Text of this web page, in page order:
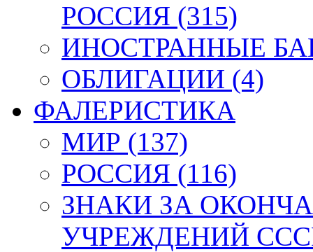
РОССИЯ (315)
ИНОСТРАННЫЕ
ОБЛИГАЦИИ (4)
ФАЛЕРИСТИКА
МИР (137)
РОССИЯ (116)
ЗНАКИ ЗА
УЧРЕЖДЕНИЙ